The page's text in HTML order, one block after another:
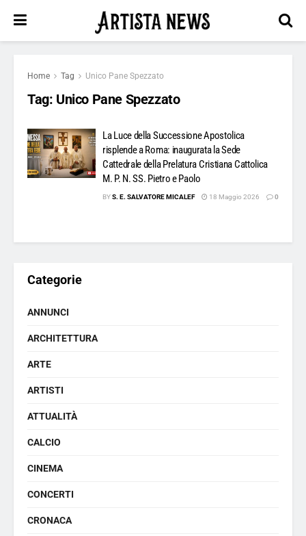
Home Tag Unico Pane Spezzato
Tag: Unico Pane Spezzato
La Luce della Successione Apostolica
risplende a Roma: inaugurata la Sede
Cattedrale della Prelatura Cristiana Cattolica
M. P. N. SS. Pietro e Paolo
BYS. E. SALVATORE MICALEF 18 Maggio 2026 0
Categorie
ANNUNCI
ARCHITETTURA
ARTE
ARTISTI
ATTUALITÀ
CALCIO
CINEMA
CONCERTI
CRONACA